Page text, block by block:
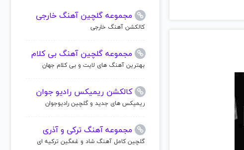
مجموعه گلچین آهنگ خارجی
کالکشن آهنگ خارجی
مجموعه گلچین آهنگ بی کلام
بهترین آهنگ های لایت و بی کلام جهان
کالکشن ریمیکس رادیو جوان
ریمیکس های جدید و گلچین رادیوجوان
مجموعه آهنگ ترکی و آذری
گلچین کامل آهنگ شاد و غمگین ترکیه ای